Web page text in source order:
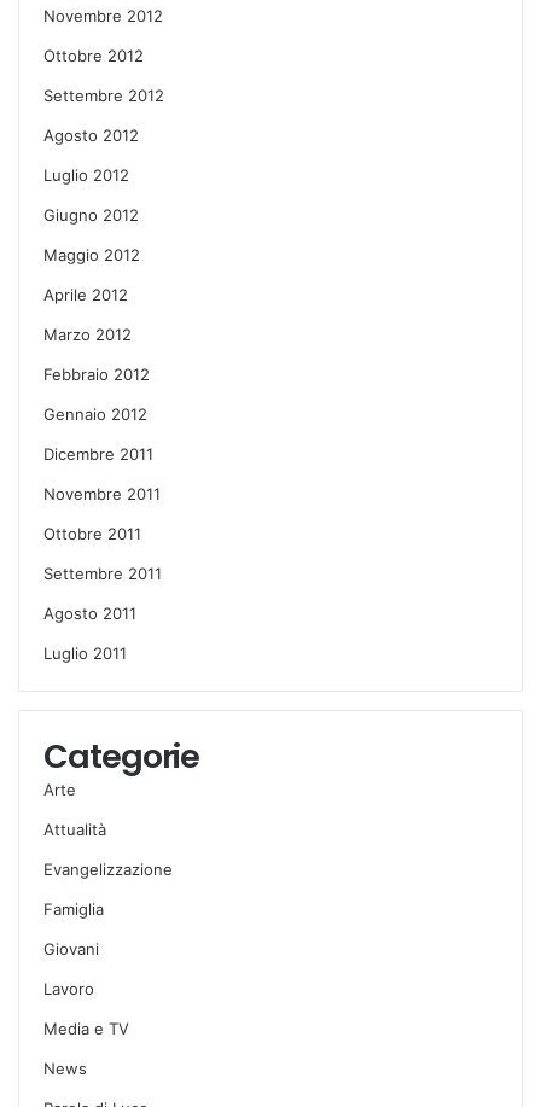
Novembre 2012
Ottobre 2012
Settembre 2012
Agosto 2012
Luglio 2012
Giugno 2012
Maggio 2012
Aprile 2012
Marzo 2012
Febbraio 2012
Gennaio 2012
Dicembre 2011
Novembre 2011
Ottobre 2011
Settembre 2011
Agosto 2011
Luglio 2011
Categorie
Arte
Attualità
Evangelizzazione
Famiglia
Giovani
Lavoro
Media e TV
News